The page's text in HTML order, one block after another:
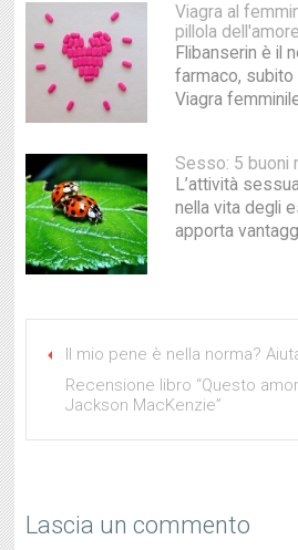
Viagra al
pillola
Flibanserin è il
farmaco, subito
Viagra
Sesso: 5 buoni
L’attività
nella vita degli
apporta
Il mio pene è nella norma?
Recensione libro “Questo
Jackson MacKenzie”
Lascia un commento